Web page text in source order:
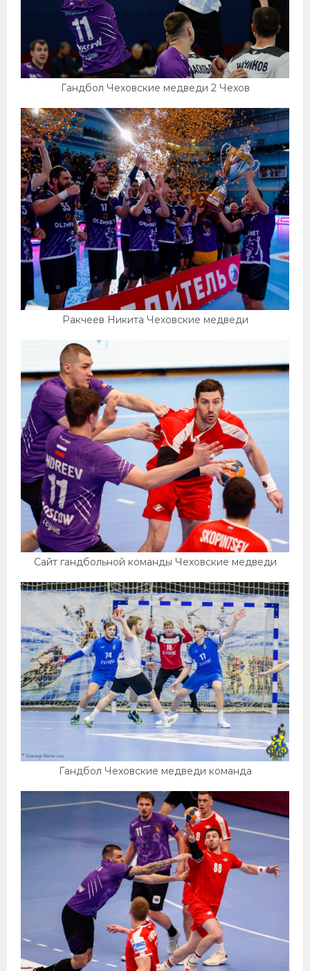
Гандбол Чеховские медведи 2 Чехов
Ракчеев Никита Чеховские медведи
Сайт гандбольной команды Чеховские медведи
Гандбол Чеховские медведи команда